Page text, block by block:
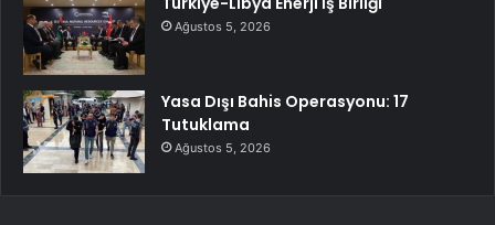
Ağustos 5, 2026
Yasa Dışı Bahis Operasyonu: 17
Tutuklama
Ağustos 5, 2026